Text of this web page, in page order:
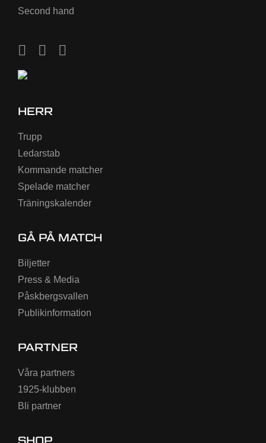
Second hand
HERR
Trupp
Ledarstab
Kommande matcher
Spelade matcher
Träningskalender
GÅ PÅ MATCH
Biljetter
Press & Media
Påskbergsvallen
Publikinformation
PARTNER
Våra partners
1925-klubben
Bli partner
SHOP